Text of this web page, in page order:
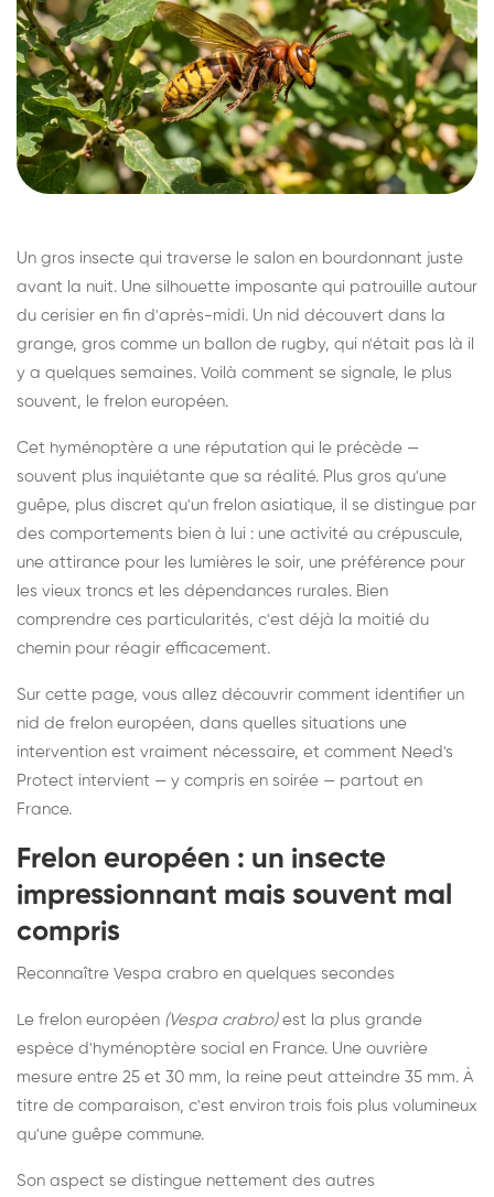
Un gros insecte qui traverse le salon en bourdonnant juste
avant la nuit. Une silhouette imposante qui patrouille autour
du cerisier en fin d'après-midi. Un nid découvert dans la
grange, gros comme un ballon de rugby, qui n'était pas là il
y a quelques semaines. Voilà comment se signale, le plus
souvent, le frelon européen.
Cet hyménoptère a une réputation qui le précède —
souvent plus inquiétante que sa réalité. Plus gros qu'une
guêpe, plus discret qu'un frelon asiatique, il se distingue par
des comportements bien à lui : une activité au crépuscule,
une attirance pour les lumières le soir, une préférence pour
les vieux troncs et les dépendances rurales. Bien
comprendre ces particularités, c'est déjà la moitié du
chemin pour réagir efficacement.
Sur cette page, vous allez découvrir comment identifier un
nid de frelon européen, dans quelles situations une
intervention est vraiment nécessaire, et comment Need's
Protect intervient — y compris en soirée — partout en
France.
Frelon européen : un insecte
impressionnant mais souvent mal
compris
Reconnaître Vespa crabro en quelques secondes
Le frelon européen (Vespa crabro)est la plus grande
espèce d'hyménoptère social en France. Une ouvrière
mesure entre 25 et 30 mm, la reine peut atteindre 35 mm. À
titre de comparaison, c'est environ trois fois plus volumineux
qu'une guêpe commune.
Son aspect se distingue nettement des autres